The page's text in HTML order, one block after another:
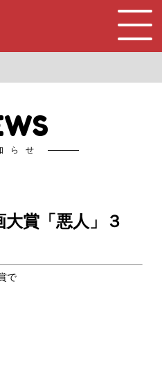
らせ
賞「悪人」３
で